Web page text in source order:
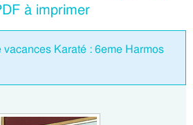
à imprimer
vacances Karaté : 6eme Harmos